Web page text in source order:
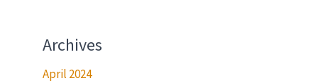
Archives
April 2024